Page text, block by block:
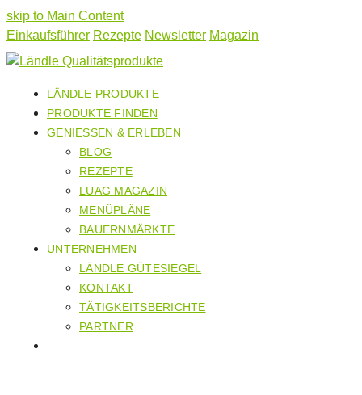
skip to Main Content
Einkaufsführer Rezepte Newsletter Magazin
LÄNDLE PRODUKTE
PRODUKTE FINDEN
GENIESSEN & ERLEBEN
BLOG
REZEPTE
LUAG MAGAZIN
MENÜPLÄNE
BAUERNMÄRKTE
UNTERNEHMEN
LÄNDLE GÜTESIEGEL
KONTAKT
TÄTIGKEITSBERICHTE
PARTNER